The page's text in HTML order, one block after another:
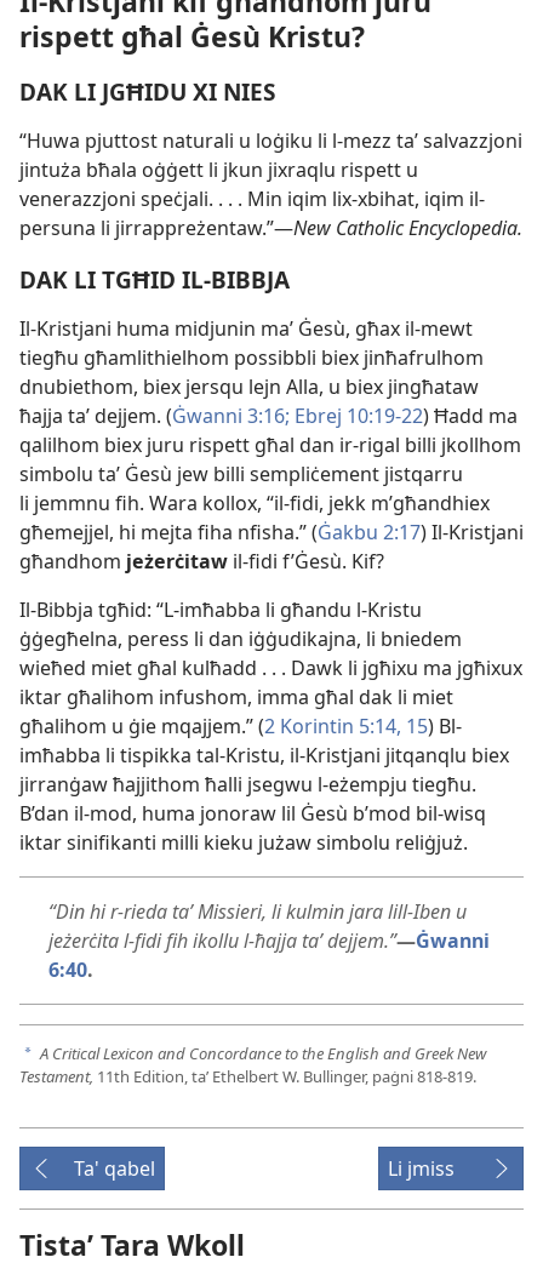
rispett għal Ġesù Kristu?
DAK LI JGĦIDU XI NIES
“Huwa pjuttost naturali u loġiku li l-​mezz taʼ salvazzjoni
jintuża bħala oġġett li jkun jixraqlu rispett u
venerazzjoni speċjali. . . . Min iqim lix-​xbihat, iqim il-​
persuna li jirrappreżentaw.”—New Catholic Encyclopedia.
DAK LI TGĦID IL-​BIBBJA
Il-​Kristjani huma midjunin maʼ Ġesù, għax il-​mewt
tiegħu għamlithielhom possibbli biex jinħafrulhom
dnubiethom, biex jersqu lejn Alla, u biex jingħataw
ħajja taʼ dejjem. (Ġwanni 3:16; Ebrej 10:19-​22) Ħadd ma
qalilhom biex juru rispett għal dan ir-​rigal billi jkollhom
simbolu taʼ Ġesù jew billi sempliċement jistqarru
li jemmnu fih. Wara kollox, “il-​fidi, jekk m’għandhiex
għemejjel, hi mejta fiha nfisha.” (Ġakbu 2:17) Il-​Kristjani
għandhom jeżerċitaw il-​fidi f’Ġesù. Kif?
Il-​Bibbja tgħid: “L-​imħabba li għandu l-​Kristu
ġġegħelna, peress li dan iġġudikajna, li bniedem
wieħed miet għal kulħadd . . . Dawk li jgħixu ma jgħixux
iktar għalihom infushom, imma għal dak li miet
għalihom u ġie mqajjem.” (2 Korintin 5:14, 15) Bl-​
imħabba li tispikka tal-​Kristu, il-​Kristjani jitqanqlu biex
jirranġaw ħajjithom ħalli jsegwu l-​eżempju tiegħu.
B’dan il-​mod, huma jonoraw lil Ġesù b’mod bil-​wisq
iktar sinifikanti milli kieku jużaw simbolu reliġjuż.
“Din hi r-​rieda taʼ Missieri, li kulmin jara lill-​Iben u
jeżerċita l-​fidi fih ikollu l-​ħajja taʼ dejjem.”—Ġwanni
6:40.
a A Critical Lexicon and Concordance to the English and Greek New
Testament, 11th Edition, taʼ Ethelbert W. Bullinger, paġni 818-819.
Ta' qabel Li jmiss
Tistaʼ Tara Wkoll